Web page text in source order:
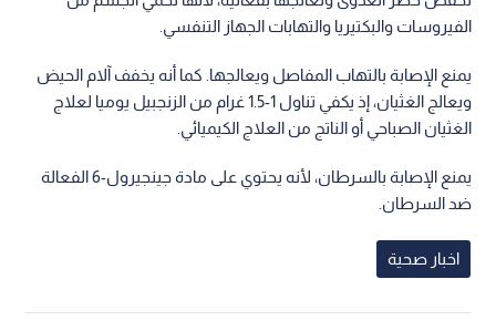
الفيروسات والبكتيريا والتهابات الجهاز التنفسي.
يمنع الإصابة بالتهاب المفاصل ويعالجها. كما أنه يخفف آلام الحيض
ويعالج الغثيان، إذ يكفي تناول 1-1.5 غرام من الزنجبيل يوميا لعلاج
الغثيان الصباحي أو الناتج من العلاج الكيميائي.
يمنع الإصابة بالسرطان، لأنه يحتوي على مادة جينجيرول-6 الفعالة
ضد السرطان.
اخبار صحية